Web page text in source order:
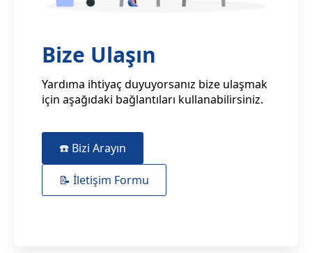
Bize Ulaşın
Yardıma ihtiyaç duyuyorsanız bize ulaşmak
için aşağıdaki bağlantıları kullanabilirsiniz.
☎️ Bizi Arayın
📝 İletişim Formu